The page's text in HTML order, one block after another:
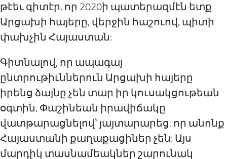
թէեւ գիտէր, որ 2020ի պատերազմէն ետք
Արցախի հայերը, վերջին հաշուով, պիտի
փախչին Հայաստան:
Գիտնալով, որ ապագայ
ընտրութիւններուն Արցախի հայերը
իրենց ձայնը չեն տար իր կուսակցութեան
օգտին, Փաշինեան իրավիճակը
վատթարացնելով՝ յայտարարեց, որ անոնք
Հայաստանի քաղաքացիներ չեն: Այս
մարդիկ տասնամեակներ շարունակ